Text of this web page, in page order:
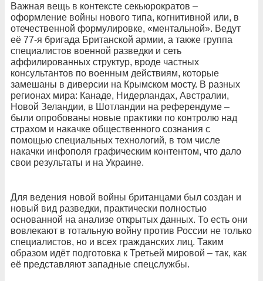
Важная вещь в контексте секьюрократов –
оформление войны нового типа, когнитивной или, в
отечественной формулировке, «ментальной». Ведут
её 77-я бригада Британской армии, а также группа
специалистов военной разведки и сеть
аффилированных структур, вроде частных
консультантов по военным действиям, которые
замешаны в диверсии на Крымском мосту. В разных
регионах мира: Канаде, Нидерландах, Австралии,
Новой Зеландии, в Шотландии на референдуме –
были опробованы новые практики по контролю над
страхом и накачке общественного сознания с
помощью специальных технологий, в том числе
накачки инфополя графическим контентом, что дало
свои результаты и на Украине.
Для ведения новой войны британцами был создан и
новый вид разведки, практически полностью
основанной на анализе открытых данных. То есть они
вовлекают в тотальную войну против России не только
специалистов, но и всех гражданских лиц. Таким
образом идёт подготовка к Третьей мировой – так, как
её представляют западные спецслужбы.